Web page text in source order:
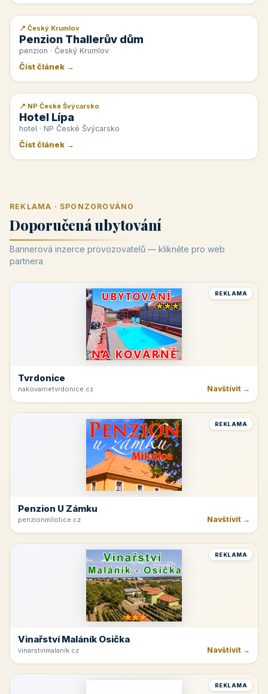
📰 PR článek
📍 Český Krumlov
Penzion Thallerův dům
penzion · Český Krumlov
Číst článek →
📰 PR článek
📍 NP České Švýcarsko
Hotel Lípa
hotel · NP České Švýcarsko
Číst článek →
REKLAMA · SPONZOROVÁNO
Doporučená ubytování
Bannerová inzerce provozovatelů — klikněte pro web
partnera
REKLAMA
Tvrdonice
nakovarnetvrdonice.cz Navštívit →
REKLAMA
Penzion U Zámku
penzionmilotice.cz Navštívit →
REKLAMA
Vinařství Maláník Osička
vinarstvimalanik.cz Navštívit →
REKLAMA